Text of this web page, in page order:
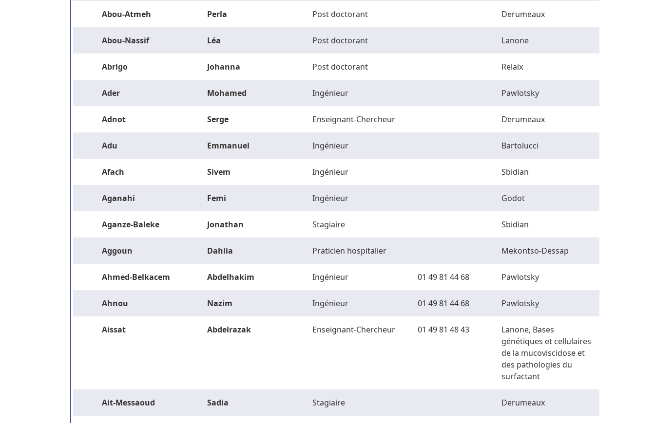
Abou-Atmeh Perla Post doctorant Derumeaux
Abou-Nassif Léa Post doctorant Lanone
Abrigo Johanna Post doctorant Relaix
Ader Mohamed Ingénieur Pawlotsky
Adnot Serge Enseignant-Chercheur Derumeaux
Adu Emmanuel Ingénieur Bartolucci
Afach Sivem Ingénieur Sbidian
Aganahi Femi Ingénieur Godot
Aganze-Baleke Jonathan Stagiaire Sbidian
Aggoun Dahlia Praticien hospitalier Mekontso-Dessap
Ahmed-Belkacem Abdelhakim Ingénieur 01 49 81 44 68 Pawlotsky
Ahnou Nazim Ingénieur 01 49 81 44 68 Pawlotsky
Aissat Abdelrazak Enseignant-Chercheur 01 49 81 48 43
Lanone, Bases
génétiques et cellulaires
de la mucoviscidose et
des pathologies du
surfactant
Ait-Messaoud Sadia Stagiaire Derumeaux